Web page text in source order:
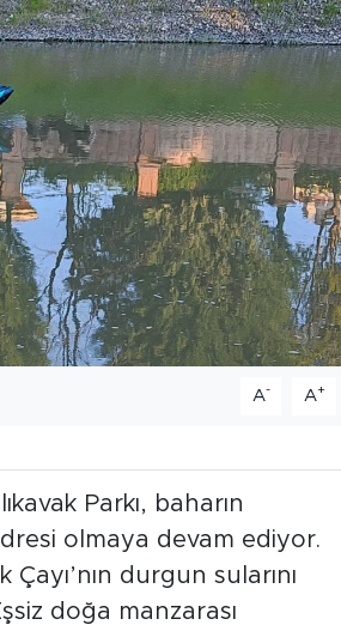
A- A+
Parkı, baharın
olmaya devam ediyor.
durgun sularını
doğa manzarası